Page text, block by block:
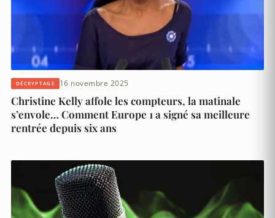
DÉCRYPTAGE 16 novembre 2025
Christine Kelly affole les compteurs, la matinale
s’envole… Comment Europe 1 a signé sa meilleure
rentrée depuis six ans